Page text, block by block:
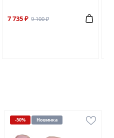
7 735 ₽ 9 100 ₽
-50% Новинка